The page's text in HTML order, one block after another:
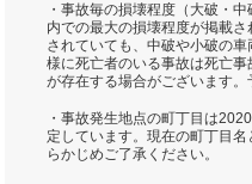
・事故毎の損壊程度（大破・
内での最大の損壊程度が掲載
されていても、中破や小破の
様に死亡者のいる事故は死亡
が存在する場合がございます。
・事故発生地点の町丁目は
定しています。現在の町丁目
らかじめご了承ください。